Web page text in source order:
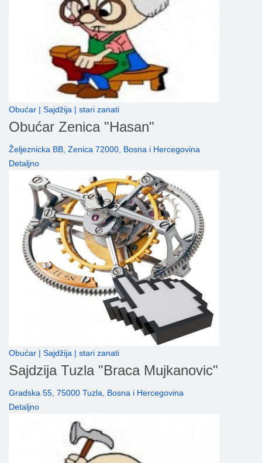
Obućar | Sajdžija | stari zanati
Obućar Zenica "Hasan"
Željeznicka BB, Zenica 72000, Bosna i Hercegovina
Detaljno
Obućar | Sajdžija | stari zanati
Sajdzija Tuzla "Braca Mujkanovic"
Gradska 55, 75000 Tuzla, Bosna i Hercegovina
Detaljno